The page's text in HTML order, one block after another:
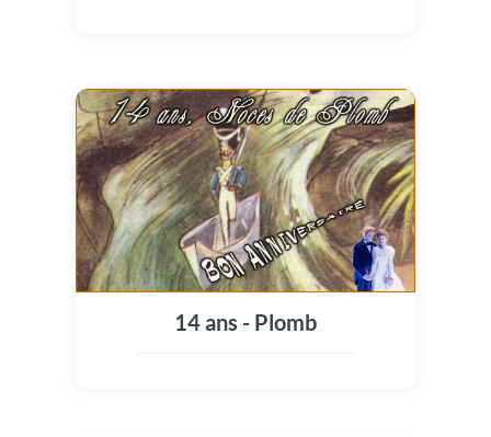
14 ans - Plomb